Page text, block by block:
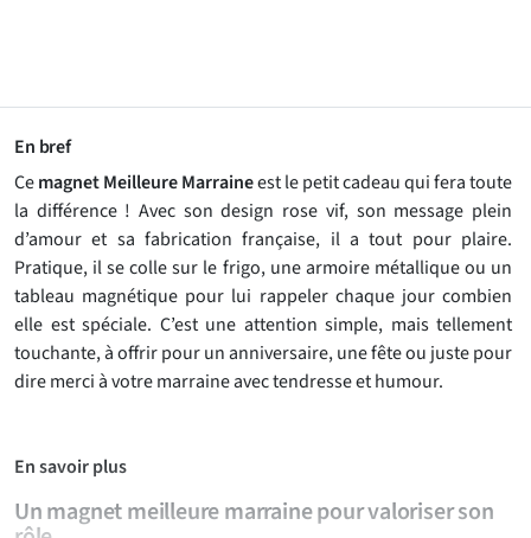
En bref
Cemagnet Meilleure Marraineest le petit cadeau qui fera toute
la différence ! Avec son design rose vif, son message plein
d’amour et sa fabrication française, il a tout pour plaire.
Pratique, il se colle sur le frigo, une armoire métallique ou un
tableau magnétique pour lui rappeler chaque jour combien
elle est spéciale. C’est une attention simple, mais tellement
touchante, à offrir pour un anniversaire, une fête ou juste pour
dire merci à votre marraine avec tendresse et humour.
En savoir plus
Un magnet meilleure marraine pour valoriser son